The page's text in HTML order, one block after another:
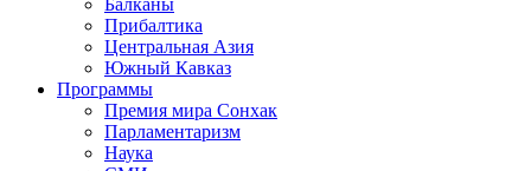
Балканы
Прибалтика
Центральная Азия
Южный Кавказ
Программы
Премия мира Сонхак
Парламентаризм
Наука